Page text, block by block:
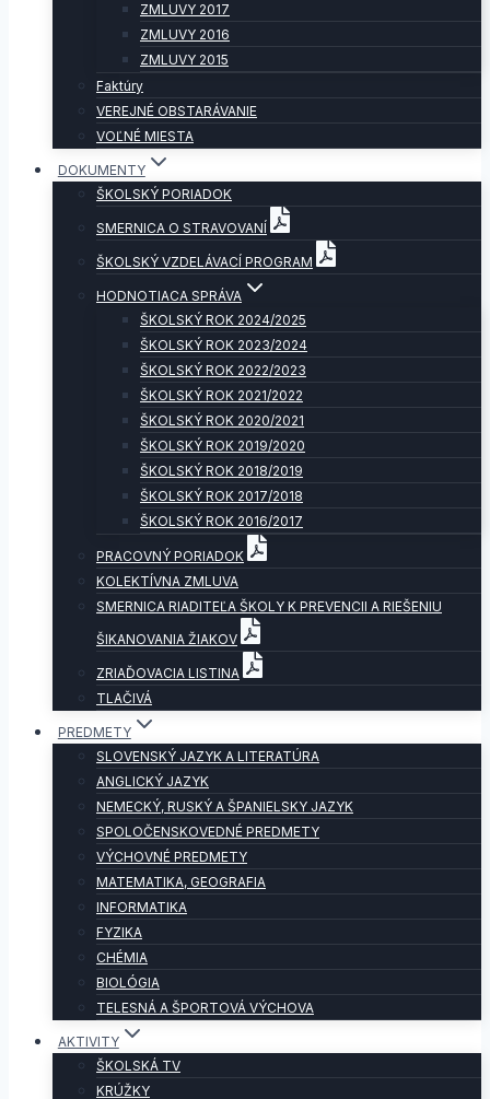
ZMLUVY 2017
ZMLUVY 2016
ZMLUVY 2015
Faktúry
VEREJNÉ OBSTARÁVANIE
VOĽNÉ MIESTA
DOKUMENTY
ŠKOLSKÝ PORIADOK
SMERNICA O STRAVOVANÍ
ŠKOLSKÝ VZDELÁVACÍ PROGRAM
HODNOTIACA SPRÁVA
ŠKOLSKÝ ROK 2024/2025
ŠKOLSKÝ ROK 2023/2024
ŠKOLSKÝ ROK 2022/2023
ŠKOLSKÝ ROK 2021/2022
ŠKOLSKÝ ROK 2020/2021
ŠKOLSKÝ ROK 2019/2020
ŠKOLSKÝ ROK 2018/2019
ŠKOLSKÝ ROK 2017/2018
ŠKOLSKÝ ROK 2016/2017
PRACOVNÝ PORIADOK
KOLEKTÍVNA ZMLUVA
SMERNICA RIADITEĽA ŠKOLY K PREVENCII A RIEŠENIU
ŠIKANOVANIA ŽIAKOV
ZRIAĎOVACIA LISTINA
TLAČIVÁ
PREDMETY
SLOVENSKÝ JAZYK A LITERATÚRA
ANGLICKÝ JAZYK
NEMECKÝ, RUSKÝ A ŠPANIELSKY JAZYK
SPOLOČENSKOVEDNÉ PREDMETY
VÝCHOVNÉ PREDMETY
MATEMATIKA, GEOGRAFIA
INFORMATIKA
FYZIKA
CHÉMIA
BIOLÓGIA
TELESNÁ A ŠPORTOVÁ VÝCHOVA
AKTIVITY
ŠKOLSKÁ TV
KRÚŽKY